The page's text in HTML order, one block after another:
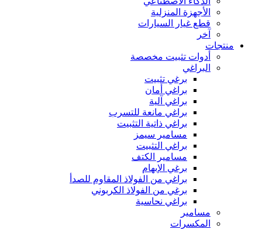
الأجهزة المنزلية
قطع غيار السيارات
آخر
منتجات
أدوات تثبيت مخصصة
البراغي
برغي تثبيت
براغي أمان
براغي آلية
براغي مانعة للتسرب
براغي ذاتية التثبيت
مسامير سيمز
براغي التثبيت
مسامير الكتف
برغي الإبهام
براغي من الفولاذ المقاوم للصدأ
برغي من الفولاذ الكربوني
براغي نحاسية
مسامير
المكسرات